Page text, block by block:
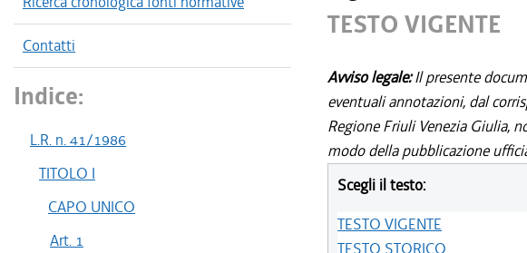
Contatti
Indice:
L.R. n. 41/1986
TITOLO I
CAPO UNICO
Art. 1
TESTO VIGENTE
Avviso legale:Il presente
eventuali annotazioni, dal
Regione Friuli Venezia Giulia,
modo della pubblicazione
Scegli il testo:
TESTO VIGENTE
TESTO STORICO